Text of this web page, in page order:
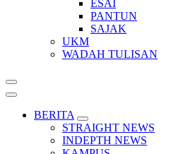
ESAI
PANTUN
SAJAK
UKM
WADAH TULISAN
BERITA
STRAIGHT NEWS
INDEPTH NEWS